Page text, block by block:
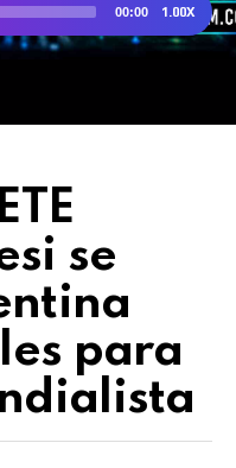
se
para